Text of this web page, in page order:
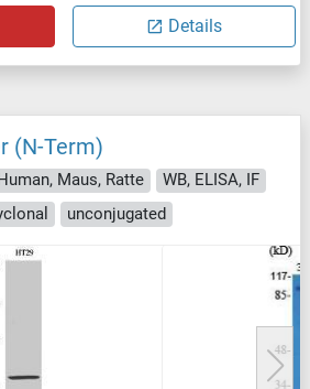
Details
(N-Term)
Maus, Ratte
WB, ELISA, IF
unconjugated